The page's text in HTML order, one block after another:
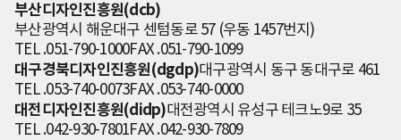
부산디자인진흥원(dcb)
부산광역시 해운대구 센텀동로 57 (우동 1457번지)
TEL .051-790-1000FAX .051-790-1099
대구경북디자인진흥원(dgdp)대구광역시 동구 동대구로 461
TEL .053-740-0073FAX .053-740-0000
대전디자인진흥원(didp)대전광역시 유성구 테크노9로 35
TEL .042-930-7801FAX .042-930-7809